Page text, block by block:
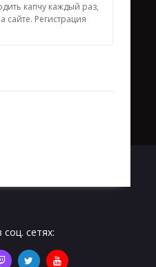
капчу каждый раз,
сайте. Регистрация
сетях: